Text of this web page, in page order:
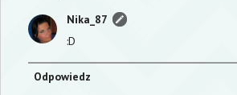
Nika_87
:D
Odpowiedz